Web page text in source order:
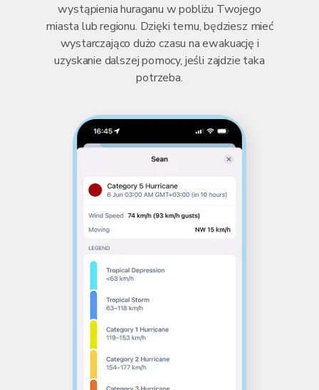
wystąpienia huraganu w pobliżu Twojego
miasta lub regionu. Dzięki temu, będziesz mieć
wystarczająco dużo czasu na ewakuację i
uzyskanie dalszej pomocy, jeśli zajdzie taka
potrzeba.